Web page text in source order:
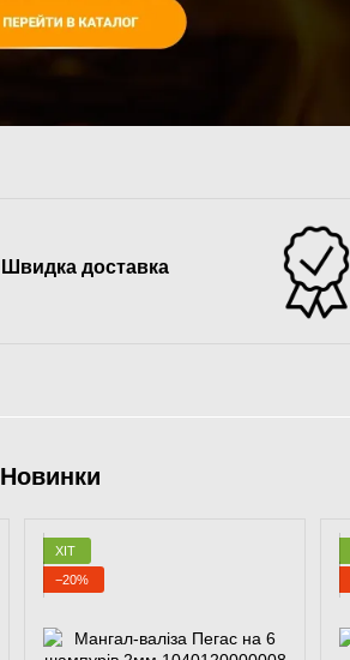
Швидка доставка
Новинки
ХІТ
−20%